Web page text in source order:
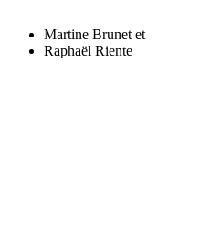
Martine Brunet et
Raphaël Riente